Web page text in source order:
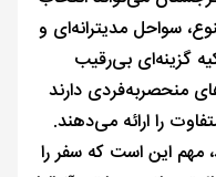
سواحل مدیترانه‌ای و
گزینه‌ای بی‌رقیب
منحصربه‌فردی دارند
را ارائه می‌دهند.
مهم این است که سفر را